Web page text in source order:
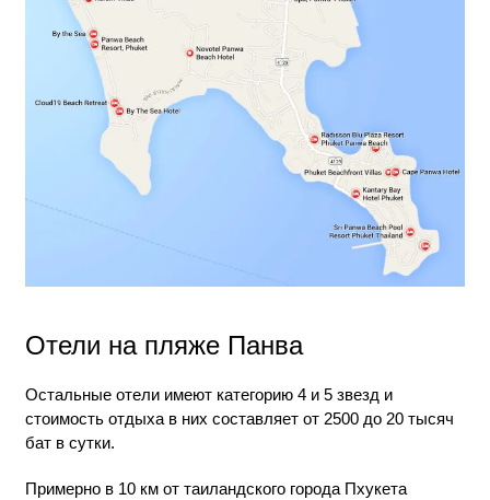
Отели на пляже Панва
Остальные отели имеют категорию 4 и 5 звезд и
стоимость отдыха в них составляет от 2500 до 20 тысяч
бат в сутки.
Примерно в 10 км от таиландского города Пхукета